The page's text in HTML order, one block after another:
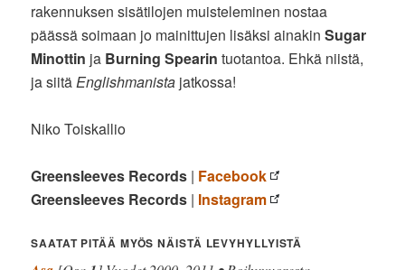
rakennuksen sisätilojen muisteleminen nostaa
päässä soimaan jo mainittujen lisäksi ainakinSugar
Minottin ja Burning Spearin tuotantoa. Ehkä niistä,
ja siitäEnglishmanista jatkossa!
Niko Toiskallio
Greensleeves Records | Facebook
Greensleeves Records | Instagram
SAATAT PITÄÄ MYÖS NÄISTÄ LEVYHYLLYISTÄ